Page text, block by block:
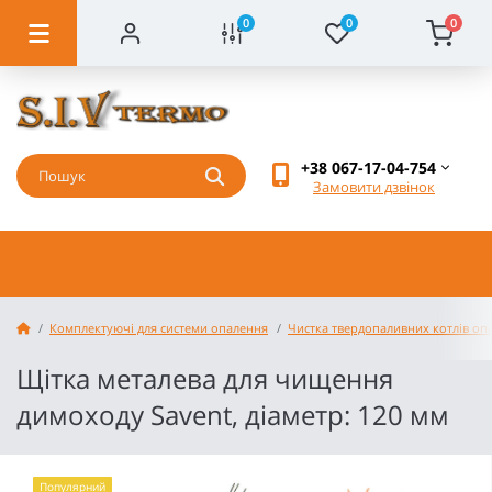
0 0 0
+38 067-17-04-754
Замовити дзвінок
Комплектуючі для системи опалення Чистка твердопаливних котлів
Щітка металева для чищення
димоходу Savent, діаметр: 120 мм
Популярний